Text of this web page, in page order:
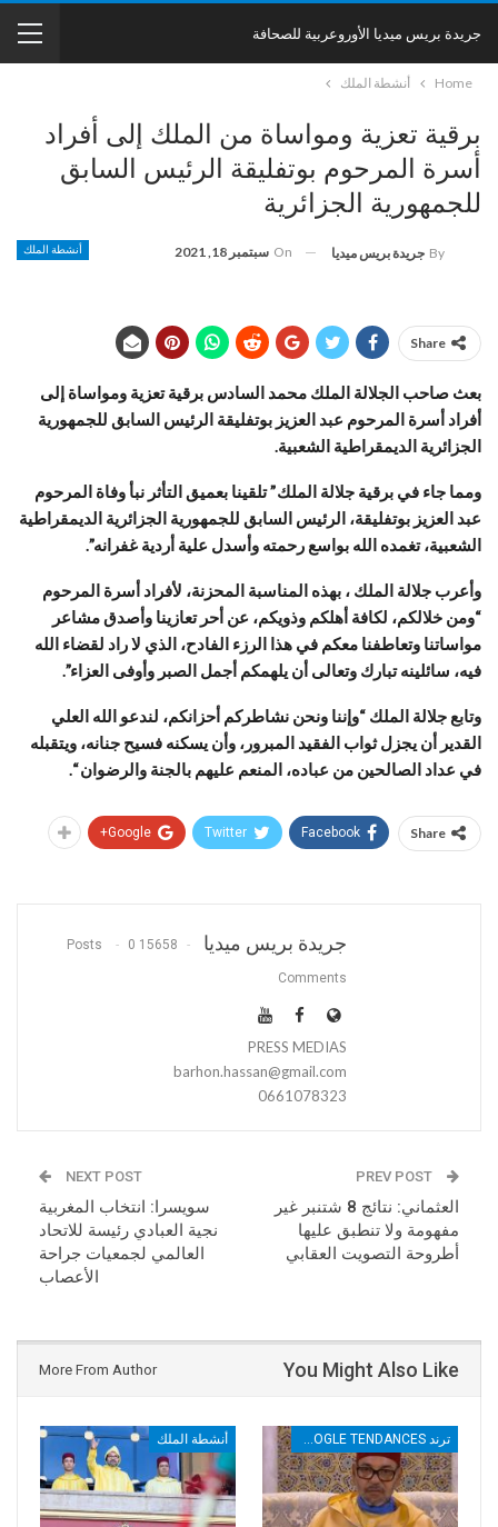
جريدة بريس ميديا الأوروعربية للصحافة
Home أنشطة الملك
برقية تعزية ومواساة من الملك إلى أفراد
أسرة المرحوم بوتفليقة الرئيس السابق
للجمهورية الجزائرية
أنشطة الملك By جريدة بريس ميديا On سبتمبر 18, 2021
Share
بعث صاحب الجلالة الملك محمد السادس برقية تعزية ومواساة إلى
أفراد أسرة المرحوم عبد العزيز بوتفليقة الرئيس السابق للجمهورية
الجزائرية الديمقراطية الشعبية.
ومما جاء في برقية جلالة الملك” تلقينا بعميق التأثر نبأ وفاة المرحوم
عبد العزيز بوتفليقة، الرئيس السابق للجمهورية الجزائرية الديمقراطية
الشعبية، تغمده الله بواسع رحمته وأسدل علية أردية غفرانه”.
وأعرب جلالة الملك ، بهذه المناسبة المحزنة، لأفراد أسرة المرحوم
“ومن خلالكم، لكافة أهلكم وذويكم، عن أحر تعازينا وأصدق مشاعر
مواساتنا وتعاطفنا معكم في هذا الرزء الفادح، الذي لا راد لقضاء الله
فيه، سائلينه تبارك وتعالى أن يلهمكم أجمل الصبر وأوفى العزاء”.
وتابع جلالة الملك “وإننا ونحن نشاطركم أحزانكم، لندعو الله العلي
القدير أن يجزل ثواب الفقيد المبرور، وأن يسكنه فسيح جنانه، ويتقبله
في عداد الصالحين من عباده، المنعم عليهم بالجنة والرضوان “.
Share
Facebook
Twitter
Google+
جريدة بريس ميديا 15658 Posts
0
Comments
PRESS MEDIAS
barhon.hassan@gmail.com
0661078323
العثماني: نتائج 8 شتنبر غير
مفهومة ولا تنطبق عليها
أطروحة التصويت العقابي
NEXT POST
سويسرا: انتخاب المغربية
نجية العبادي رئيسة للاتحاد
العالمي لجمعيات جراحة
الأعصاب
You Might Also Like
More From Author
أنشطة الملك